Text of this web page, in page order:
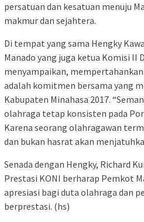
persatuan dan kesatuan menuju
makmur dan sejahtera.
Di tempat yang sama Hengky
Manado yang juga ketua Komisi II
menyampaikan,
adalah komitmen bersama yang
Kabupaten Minahasa 2017.
olahraga tetap konsisten pada
Karena seorang olahragawan
dan bukan hasrat akan
Senada dengan Hengky, Richard
Prestasi KONI berharap Pemkot
apresiasi bagi duta olahraga dan
berprestasi. (hs)